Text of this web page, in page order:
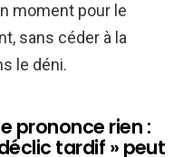
moment pour le
sans céder à la
le déni.
prononce rien :
tardif » peut